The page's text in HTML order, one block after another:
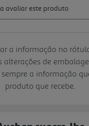
a informação no
alterações de
a informação
produto que recebe.